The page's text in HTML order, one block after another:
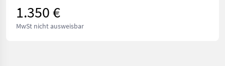
1.350 €
MwSt nicht ausweisbar